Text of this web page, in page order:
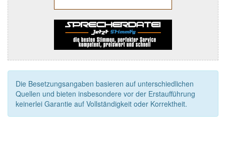
Die Besetzungsangaben basieren auf unterschiedlichen
Quellen und bieten insbesondere vor der Erstaufführung
keinerlei Garantie auf Vollständigkeit oder Korrektheit.